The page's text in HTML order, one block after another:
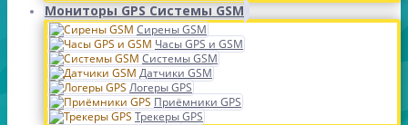
Мониторы GPS Системы GSM
Сирены GSM
Часы GPS и GSM
Системы GSM
Датчики GSM
Логеры GPS
Приёмники GPS
Трекеры GPS